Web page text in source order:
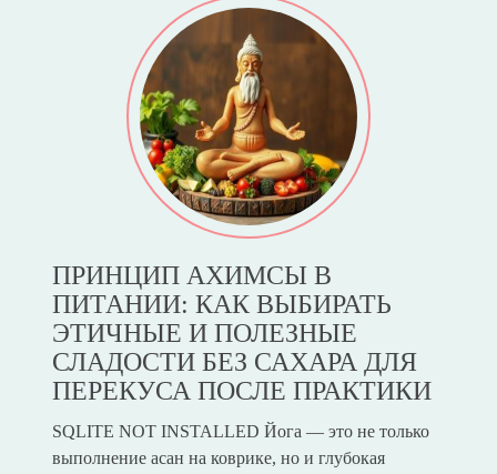
ПРИНЦИП АХИМСЫ В
ПИТАНИИ: КАК ВЫБИРАТЬ
ЭТИЧНЫЕ И ПОЛЕЗНЫЕ
СЛАДОСТИ БЕЗ САХАРА ДЛЯ
ПЕРЕКУСА ПОСЛЕ ПРАКТИКИ
SQLITE NOT INSTALLED Йога — это не только
выполнение асан на коврике, но и глубокая